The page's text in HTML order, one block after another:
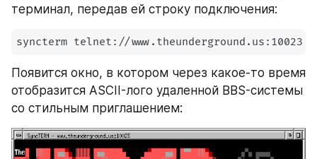
терминал, передав ей строку подключения:
syncterm telnet://www.theunderground.us:10023
Появится окно, в котором через какое-то время
отобразится ASCII-лого удаленной BBS-системы
со стильным приглашением: